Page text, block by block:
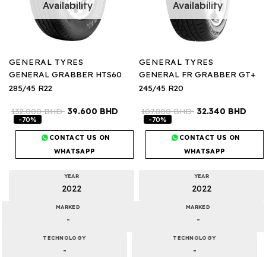
Availability
GENERAL TYRES
GENERAL FR GRABBER GT+
245/45 R20
107.800BHD 32.340 BHD
-70%
CONTACT US ON
WHATSAPP
YEAR
2022
MARKED
-
TECHNOLOGY
-
Availability
GENERAL TYRES
GENERAL GRABBER HTS60
285/45 R22
132.000BHD 39.600 BHD
-70%
CONTACT US ON
WHATSAPP
YEAR
2022
MARKED
-
TECHNOLOGY
-